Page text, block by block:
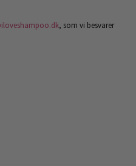
, som vi besvarer